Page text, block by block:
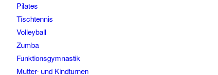
Pilates
Tischtennis
Volleyball
Zumba
Funktionsgymnastik
Mutter- und Kindturnen